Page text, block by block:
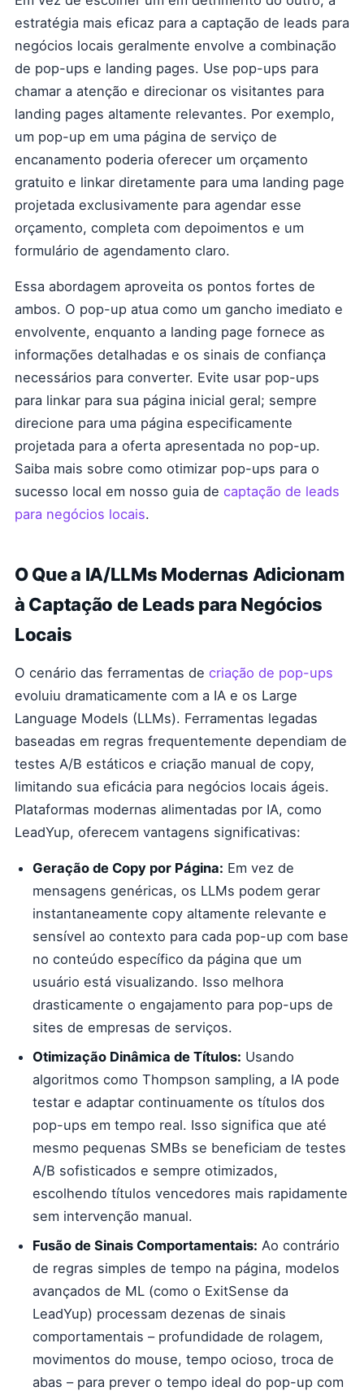
estratégia mais eficaz para a captação de leads para
negócios locais geralmente envolve a combinação
de pop-ups e landing pages. Use pop-ups para
chamar a atenção e direcionar os visitantes para
landing pages altamente relevantes. Por exemplo,
um pop-up em uma página de serviço de
encanamento poderia oferecer um orçamento
gratuito e linkar diretamente para uma landing page
projetada exclusivamente para agendar esse
orçamento, completa com depoimentos e um
formulário de agendamento claro.
Essa abordagem aproveita os pontos fortes de
ambos. O pop-up atua como um gancho imediato e
envolvente, enquanto a landing page fornece as
informações detalhadas e os sinais de confiança
necessários para converter. Evite usar pop-ups
para linkar para sua página inicial geral; sempre
direcione para uma página especificamente
projetada para a oferta apresentada no pop-up.
Saiba mais sobre como otimizar pop-ups para o
sucesso local em nosso guia de captação de leads
para negócios locais.
O Que a IA/LLMs Modernas Adicionam
à Captação de Leads para Negócios
Locais
O cenário das ferramentas de criação de pop-ups
evoluiu dramaticamente com a IA e os Large
Language Models (LLMs). Ferramentas legadas
baseadas em regras frequentemente dependiam de
testes A/B estáticos e criação manual de copy,
limitando sua eficácia para negócios locais ágeis.
Plataformas modernas alimentadas por IA, como
LeadYup, oferecem vantagens significativas:
Geração de Copy por Página: Em vez de
mensagens genéricas, os LLMs podem gerar
instantaneamente copy altamente relevante e
sensível ao contexto para cada pop-up com base
no conteúdo específico da página que um
usuário está visualizando. Isso melhora
drasticamente o engajamento para pop-ups de
sites de empresas de serviços.
Otimização Dinâmica de Títulos: Usando
algoritmos como Thompson sampling, a IA pode
testar e adaptar continuamente os títulos dos
pop-ups em tempo real. Isso significa que até
mesmo pequenas SMBs se beneficiam de testes
A/B sofisticados e sempre otimizados,
escolhendo títulos vencedores mais rapidamente
sem intervenção manual.
Fusão de Sinais Comportamentais: Ao contrário
de regras simples de tempo na página, modelos
avançados de ML (como o ExitSense da
LeadYup) processam dezenas de sinais
comportamentais – profundidade de rolagem,
movimentos do mouse, tempo ocioso, troca de
abas – para prever o tempo ideal do pop-up com